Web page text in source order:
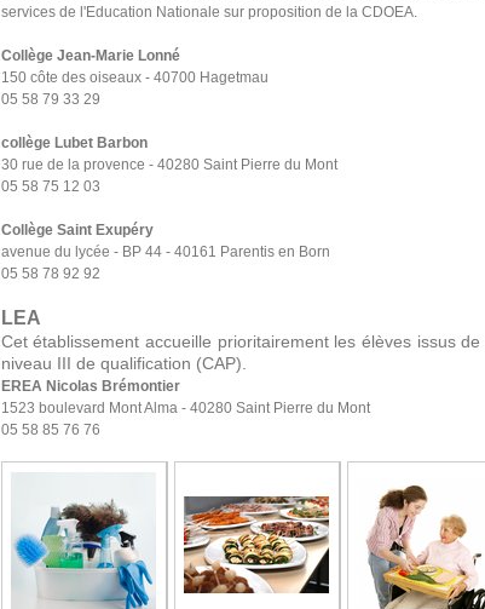
services de l'Education Nationale sur proposition de la CDOEA.
Collège Jean-Marie Lonné
150 côte des oiseaux - 40700 Hagetmau
05 58 79 33 29
collège Lubet Barbon
30 rue de la provence - 40280 Saint Pierre du Mont
05 58 75 12 03
Collège Saint Exupéry
avenue du lycée - BP 44 - 40161 Parentis en Born
05 58 78 92 92
LEA
Cet établissement accueille prioritairement les élèves issus
niveau III de qualification (CAP).
EREA Nicolas Brémontier
1523 boulevard Mont Alma - 40280 Saint Pierre du Mont
05 58 85 76 76